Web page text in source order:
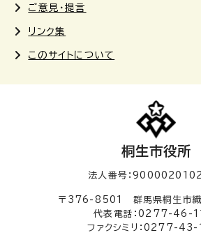
ご意見・提言
リンク集
このサイトについて
桐生市役所
法人番号：
〒376-8501 群馬県桐生市織
代表電話：0277-46-
ファクシミリ：0277-43-